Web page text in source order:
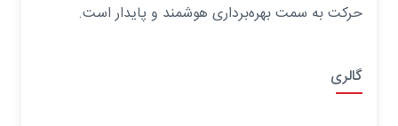
حرکت به سمت بهره‌برداری هوشمند و پایدار است.
گالری